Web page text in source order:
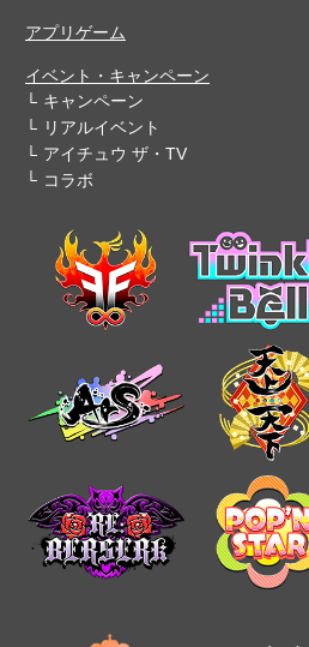
アプリゲーム
イベント・キャンペーン
キャンペーン
リアルイベント
アイチュウ ザ・TV
コラボ